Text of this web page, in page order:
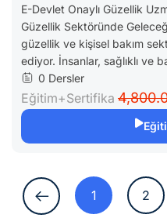
E-Devlet Onaylı Güzellik
Güzellik Sektöründe
güzellik ve kişisel bakım
ediyor. İnsanlar, sağlıklı ve
0 Dersler
Eğitim+Sertifika
1 2